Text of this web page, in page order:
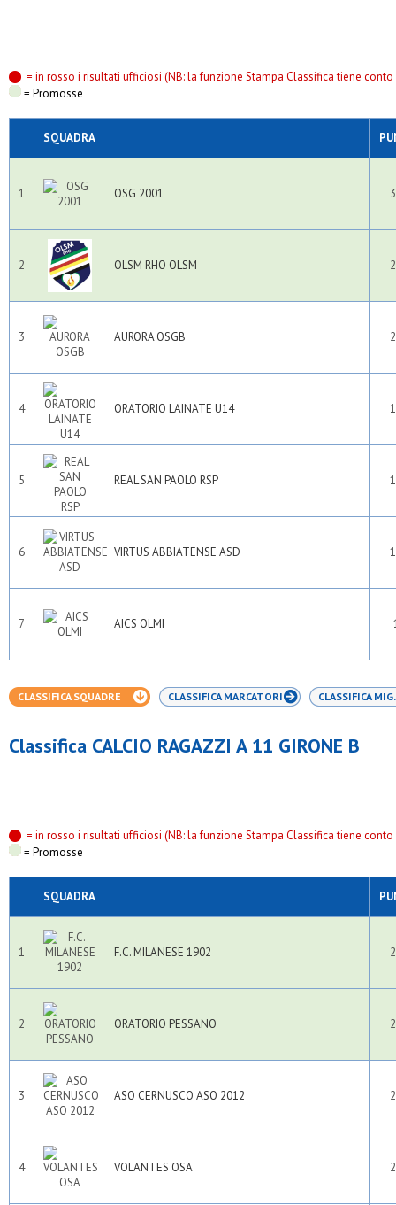
= in rosso i risultati ufficiosi (NB: la funzione Stampa Classifica tiene
= Promosse
SQUADRA
1 OSG 2001
2 OLSM RHO OLSM
3 AURORA OSGB
4 ORATORIO LAINATE U14
5 REAL SAN PAOLO RSP
6 VIRTUS ABBIATENSE ASD
7 AICS OLMI
CLASSIFICA SQUADRE CLASSIFICA MARCATORI CLASSIFICA
Classifica CALCIO RAGAZZI A 11 GIRONE B
= in rosso i risultati ufficiosi (NB: la funzione Stampa Classifica tiene
= Promosse
SQUADRA
1 F.C. MILANESE 1902
2 ORATORIO PESSANO
3 ASO CERNUSCO ASO 2012
4 VOLANTES OSA